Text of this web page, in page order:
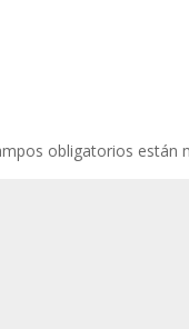
obligatorios están